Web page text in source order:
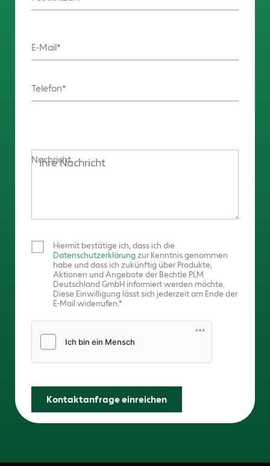
E-Mail
Telefon
Nachricht
Hiermit bestätige ich, dass ich die
Datenschutzerklärungzur Kenntnis genommen
habe und dass ich zukünftig über Produkte,
Aktionen und Angebote der Bechtle PLM
Deutschland GmbH informiert werden möchte.
Diese Einwilligung lässt sich jederzeit am Ende der
E-Mail widerrufen.
Kontaktanfrage einreichen